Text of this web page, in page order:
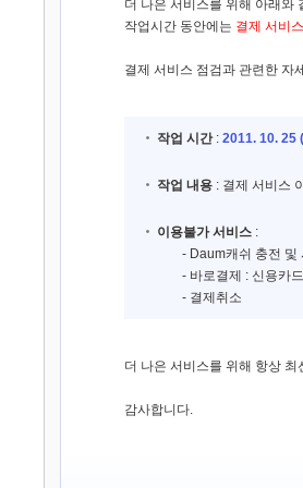
더 나은 서비스를 위해 아래와
작업시간 동안에는 결제 서비
결제 서비스 점검과 관련한 자
작업 시간: 2011. 10. 25
작업 내용: 결제 서비스
이용불가 서비스:
- Daum캐쉬 충전 및 사
- 바로결제 : 신용카드,
- 결제취소
더 나은 서비스를 위해 항상 최
감사합니다.